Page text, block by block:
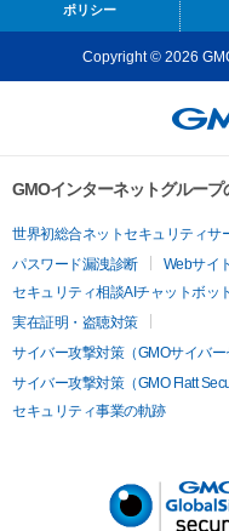
ポリシー
Copyright © 2026
GMOインターネットグルー
世界初総合ネットセキュリティサ
パスワード漏洩診断
Webサイ
セキュリティ相談AIチャットボット
実在証明・盗聴対策
サイバー攻撃対策（GMOサイバー
サイバー攻撃対策（GMO Flatt
セキュリティ事業の軌跡